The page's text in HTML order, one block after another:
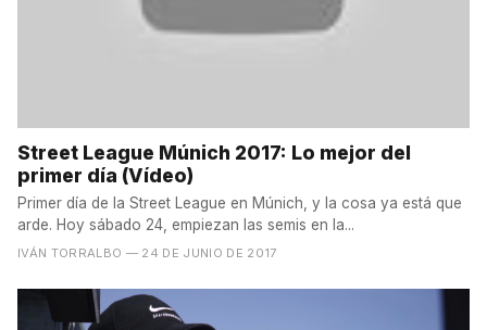
Street League Múnich 2017: Lo mejor del
primer día (Vídeo)
Primer día de la Street League en Múnich, y la cosa ya está que
arde. Hoy sábado 24, empiezan las semis en la...
IVÁN TORRALBO — 24 DE JUNIO DE 2017